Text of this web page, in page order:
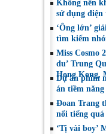
Không nên
sử dụng điện
‘Ông lớn’
tìm kiếm
Miss Cosmo
du’ Trung
Hong Kong,
Dự án phim
án tiềm
Đoan Trang
nổi tiếng
‘Tị vài boy’